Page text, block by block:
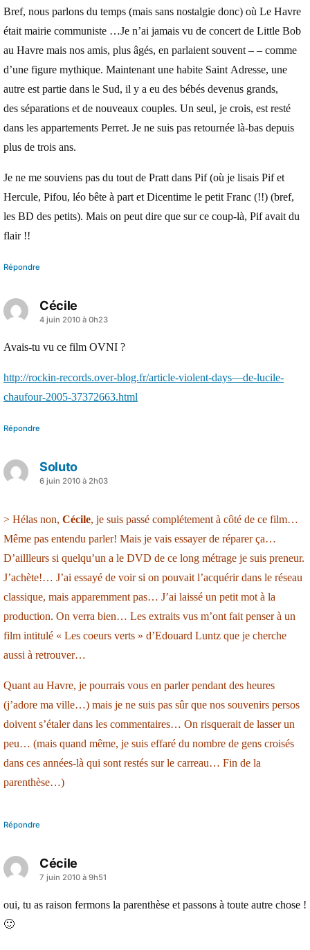
Bref, nous parlons du temps (mais sans nostalgie donc) où Le Havre
était mairie communiste …Je n’ai jamais vu de concert de Little Bob
au Havre mais nos amis, plus âgés, en parlaient souvent – – comme
d’une figure mythique. Maintenant une habite Saint Adresse, une
autre est partie dans le Sud, il y a eu des bébés devenus grands,
des séparations et de nouveaux couples. Un seul, je crois, est resté
dans les appartements Perret. Je ne suis pas retournée là-bas depuis
plus de trois ans.
Je ne me souviens pas du tout de Pratt dans Pif (où je lisais Pif et
Hercule, Pifou, léo bête à part et Dicentime le petit Franc (!!) (bref,
les BD des petits). Mais on peut dire que sur ce coup-là, Pif avait du
flair !!
Répondre
Cécile
a
4 juin 2010 à 0h23
Avais-tu vu ce film OVNI ?
http://rockin-records.over-blog.fr/article-violent-days—de-lucile-
chaufour-2005-37372663.html
Répondre
Soluto
a
6 juin 2010 à 2h03
> Hélas non, Cécile, je suis passé complétement à côté de ce film…
Même pas entendu parler! Mais je vais essayer de réparer ça…
D’aillleurs si quelqu’un a le DVD de ce long métrage je suis preneur.
J’achète!… J’ai essayé de voir si on pouvait l’acquérir dans le réseau
classique, mais apparemment pas… J’ai laissé un petit mot à la
production. On verra bien… Les extraits vus m’ont fait penser à un
film intitulé « Les coeurs verts » d’Edouard Luntz que je cherche
aussi à retrouver…
Quant au Havre, je pourrais vous en parler pendant des heures
(j’adore ma ville…) mais je ne suis pas sûr que nos souvenirs persos
doivent s’étaler dans les commentaires… On risquerait de lasser un
peu… (mais quand même, je suis effaré du nombre de gens croisés
dans ces années-là qui sont restés sur le carreau… Fin de la
parenthèse…)
Répondre
Cécile
a
dit :
7 juin 2010 à 9h51
oui, tu as raison fermons la parenthèse et passons à toute autre chose !
🙂